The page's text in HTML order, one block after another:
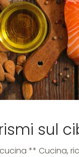
sul
** Cucina,